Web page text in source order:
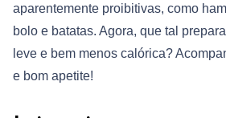
aparentemente proibitivas, como
bolo e batatas. Agora, que tal
leve e bem menos calórica?
e bom apetite!